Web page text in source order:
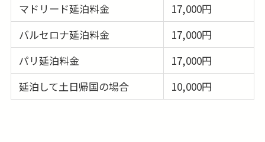
マドリード延泊料金
17,000円
バルセロナ延泊料金
17,000円
パリ延泊料金
17,000円
延泊して土日帰国の場合
10,000円